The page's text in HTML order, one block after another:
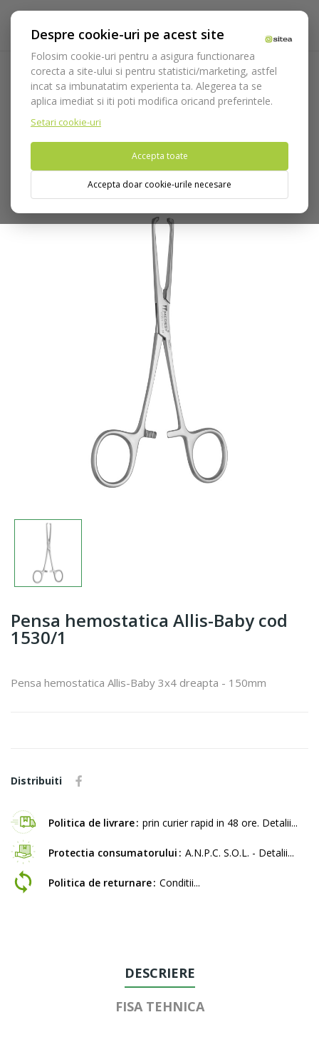
Despre cookie-uri pe acest site
Folosim cookie-uri pentru a asigura functionarea
corecta a site-ului si pentru statistici/marketing, astfel
incat sa imbunatatim experienta ta. Alegerea ta se
aplica imediat si iti poti modifica oricand preferintele.
Setari cookie-uri
Accepta toate
Accepta doar cookie-urile necesare
Acasa Instrumentar Chirurgie si implantologie
Pean
Pense Pean Medesy
Pensa hemostatica Allis-Baby
cod 1530/1
Nu puteti plasa comenzi din tara din care accesati website-ul
(United States).
Pensa hemostatica Allis-Baby cod
1530/1
Pensa hemostatica Allis-Baby 3x4 dreapta - 150mm
Distribuiti
Politica de livrare prin curier rapid in 48 ore. Detalii...
Protectia consumatorului A.N.P.C. S.O.L. - Detalii...
Politica de returnare Conditii...
DESCRIERE
FISA TEHNICA